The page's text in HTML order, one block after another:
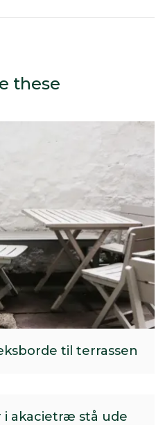
these
til terrassen
i akacietræ stå ude